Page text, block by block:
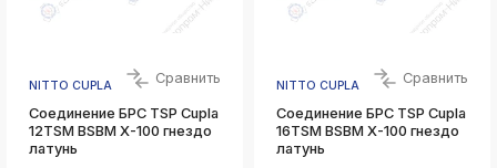
NITTO CUPLA Сравнить
Соединение БРС TSP Cupla
12TSM BSBM X-100 гнездо
латунь
NITTO CUPLA Сравнить
Соединение БРС TSP Cupla
16TSM BSBM X-100 гнездо
латунь